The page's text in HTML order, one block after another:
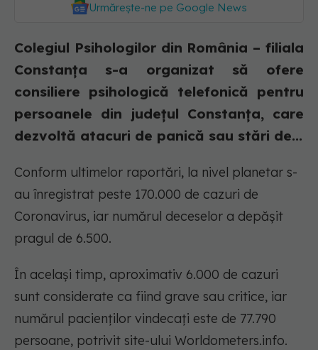
Urmărește-ne pe Google News
Colegiul Psihologilor din România – filiala
Constanţa s-a organizat să ofere
consiliere psihologică telefonică pentru
persoanele din județul Constanța, care
dezvoltă atacuri de panică sau stări de...
Conform ultimelor raportări, la nivel planetar s-
au înregistrat peste 170.000 de cazuri de
Coronavirus, iar numărul deceselor a depășit
pragul de 6.500.
În același timp, aproximativ 6.000 de cazuri
sunt considerate ca fiind grave sau critice, iar
numărul pacienților vindecați este de 77.790
persoane, potrivit site-ului Worldometers.info.